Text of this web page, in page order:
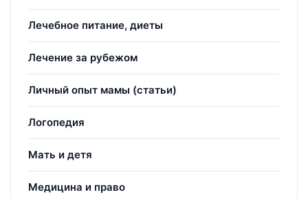
Лечебное питание, диеты
Лечение за рубежом
Личный опыт мамы (статьи)
Логопедия
Мать и детя
Медицина и право